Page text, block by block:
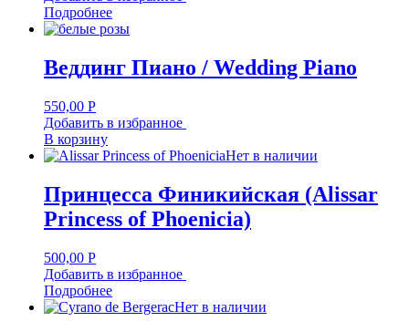
Подробнее
Веддинг Пиано / Wedding Piano
550,00 Р
Добавить в избранное
В корзину
Нет в наличии
Принцесса Финикийская (Alissar
Princess of Phoenicia)
500,00 Р
Добавить в избранное
Подробнее
Нет в наличии